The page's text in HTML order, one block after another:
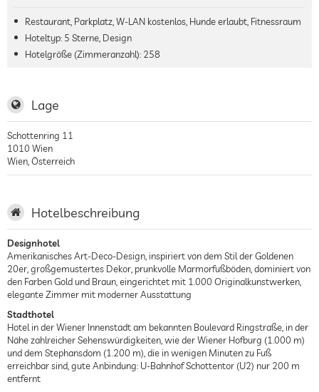
Restaurant, Parkplatz, W-LAN kostenlos, Hunde erlaubt, Fitnessraum
Hoteltyp: 5 Sterne, Design
Hotelgröße (Zimmeranzahl): 258
Lage
Schottenring 11
1010 Wien
Wien Österreich
Hotelbeschreibung
Designhotel
Amerikanisches Art-Deco-Design, inspiriert von dem Stil der Goldenen
20er, großgemustertes Dekor, prunkvolle Marmorfußböden, dominiert von
den Farben Gold und Braun, eingerichtet mit 1.000 Originalkunstwerken,
elegante Zimmer mit moderner Ausstattung
Stadthotel
Hotel in der Wiener Innenstadt am bekannten Boulevard Ringstraße, in der
Nähe zahlreicher Sehenswürdigkeiten, wie der Wiener Hofburg (1.000 m)
und dem Stephansdom (1.200 m), die in wenigen Minuten zu Fuß
erreichbar sind, gute Anbindung: U-Bahnhof Schottentor (U2) nur 200 m
entfernt